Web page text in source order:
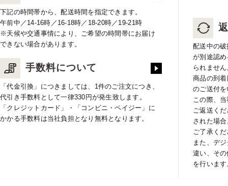
下記の時間帯から、配送時間を指定できます。
午前中／14-16時／16-18時／18-20時／19-21時
※天候や交通事情により、ご希望の時間帯にお届け
できない場合があります。
手数料について
「代金引換」につきましては、1件のご注文につき、
代引き手数料として一律330円が発生致します。
「クレジットカード」・「コンビニ・ペイジー」に
かかる手数料は当社負担となり無料となります。
配送中の
が別途認
られません
商品の到
のご送付
この際、
ご返送く
された場
ご了承く
また、デ
違い、そ
を行います